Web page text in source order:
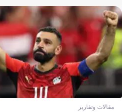
مقالات وتقارير